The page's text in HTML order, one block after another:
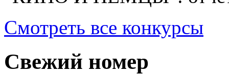
Смотреть все конкурсы
Свежий номер